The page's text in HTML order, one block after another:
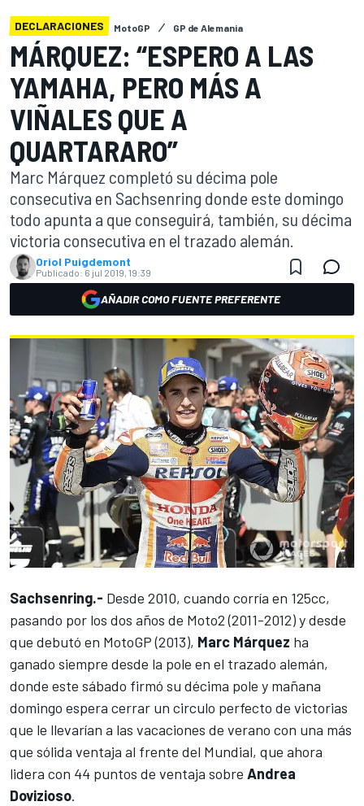
DECLARACIONES MotoGP GP de Alemania
MÁRQUEZ: “ESPERO A LAS
YAMAHA, PERO MÁS A
VIÑALES QUE A
QUARTARARO”
Marc Márquez completó su décima pole
consecutiva en Sachsenring donde este domingo
todo apunta a que conseguirá, también, su décima
victoria consecutiva en el trazado alemán.
Oriol Puigdemont
Publicado: 6 jul 2019, 19:39
AÑADIR COMO FUENTE PREFERENTE
Sachsenring.- Desde 2010, cuando corría en 125cc,
pasando por los dos años de Moto2 (2011-2012) y desde
que debutó en MotoGP (2013), Marc Márquez ha
ganado siempre desde la pole en el trazado alemán,
donde este sábado firmó su décima pole y mañana
domingo espera cerrar un circulo perfecto de victorias
que le llevarían a las vacaciones de verano con una más
que sólida ventaja al frente del Mundial, que ahora
lidera con 44 puntos de ventaja sobre Andrea
Dovizioso.